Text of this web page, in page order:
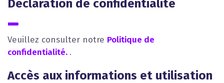
Déclaration de confidentialité
Veuillez consulter notre Politique de
confidentialité. .
Accès aux informations et utilisation